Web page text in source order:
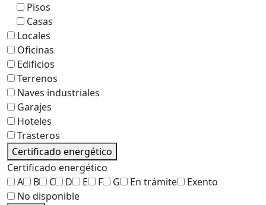
Pisos
Casas
Locales
Oficinas
Edificios
Terrenos
Naves industriales
Garajes
Hoteles
Trasteros
Certificado energético
Certificado energético
A
B C D E F G En trámite
Exento
No disponible